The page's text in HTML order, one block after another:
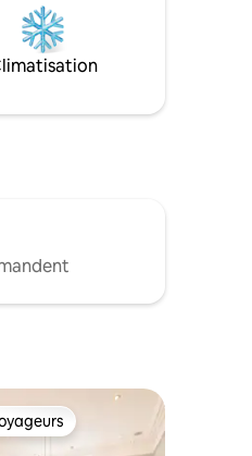
et les familles.
au premier étage.
parmi les plus aimés